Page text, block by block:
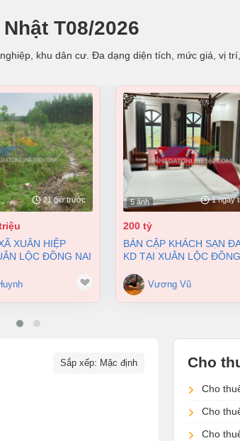
T08/2026
khu dân cư. Đa dạng diện tích, mức giá, vị
21 giờ trước
LỘC ĐỒNG NAI
5 ảnh 1 ngày
200 tỷ
BÁN CẶP KHÁCH SẠN ĐANG
KD TẠI XUÂN LỘC
Vương Vũ
Sắp xếp: Mặc định Cho
Cho
Cho
Cho